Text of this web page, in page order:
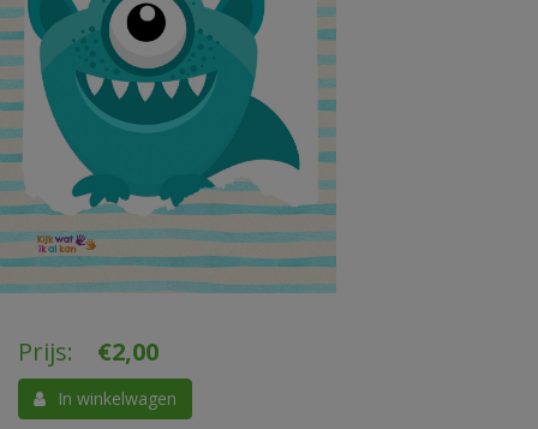
Prijs: €2,00
In winkelwagen